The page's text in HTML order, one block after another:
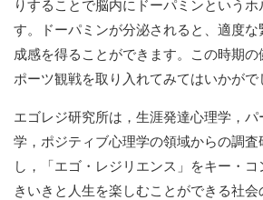
りすることで脳内にドーパミンというホ
す。ドーパミンが分泌されると、適度
成感を得ることができます。この時期
ポーツ観戦を取り入れてみてはいかがで
エゴレジ研究所は，生涯発達心理学，パ
学，ポジティブ心理学の領域からの調
し，「エゴ・レジリエンス」をキー・
きいきと人生を楽しむことができる社会